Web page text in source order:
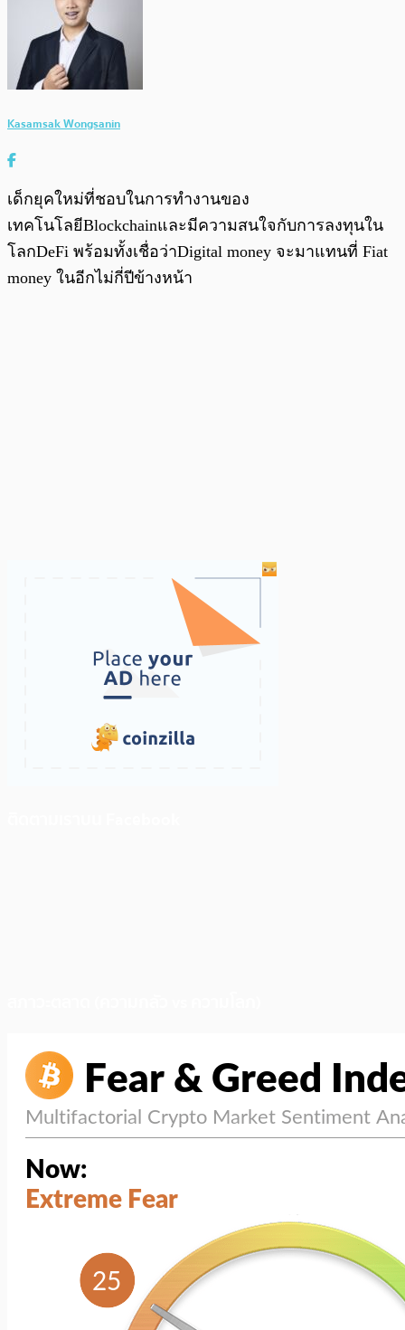
Kasamsak Wongsanin
เด็กยุคใหม่ที่ชอบในการทำงานของ
เทคโนโลยีBlockchainและมีความสนใจกับการลงทุนใน
โลกDeFi พร้อมทั้งเชื่อว่าDigital money จะมาแทนที่ Fiat
money ในอีกไม่กี่ปีข้างหน้า